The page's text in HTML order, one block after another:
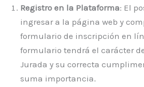
Registro en la Plataforma: El
ingresar a la página web y
formulario de inscripción en
formulario tendrá el carácter
Jurada y su correcta
suma importancia.